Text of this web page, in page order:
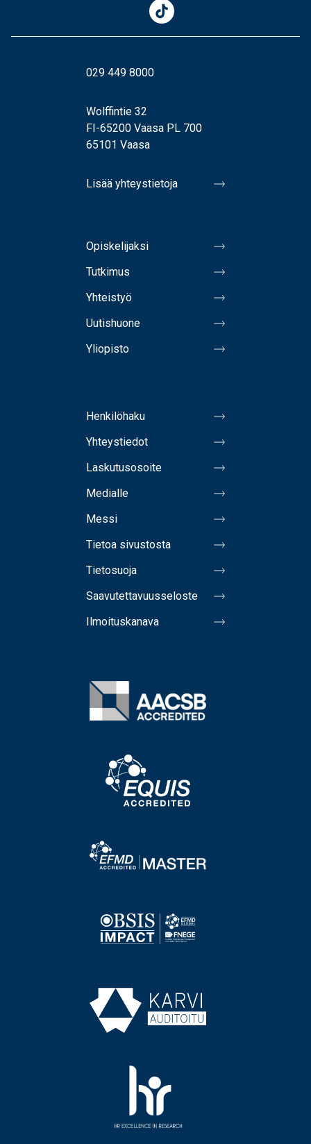
029 449 8000
Wolffintie 32
FI-65200 Vaasa PL 700
65101 Vaasa
Lisää yhteystietoja
Opiskelijaksi
Tutkimus
Yhteistyö
Uutishuone
Yliopisto
Henkilöhaku
Yhteystiedot
Laskutusosoite
Medialle
Messi
Tietoa sivustosta
Tietosuoja
Saavutettavuusseloste
Ilmoituskanava
Image
Image
Image
Image
Image
Image